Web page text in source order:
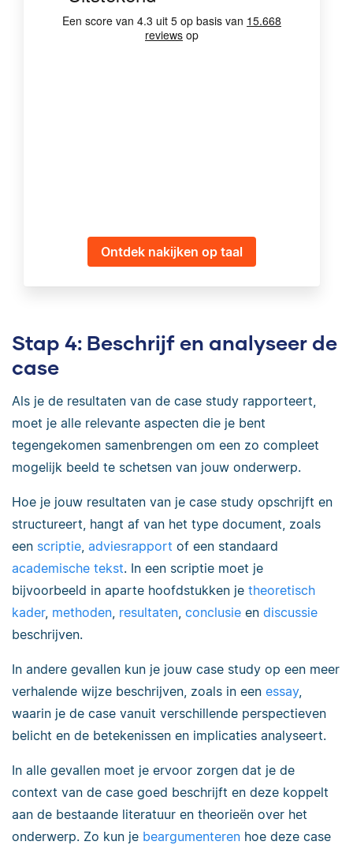
Ontdek nakijken op taal
Stap 4: Beschrijf en analyseer de
case
Als je de resultaten van de case study rapporteert,
moet je alle relevante aspecten die je bent
tegengekomen samenbrengen om een zo compleet
mogelijk beeld te schetsen van jouw onderwerp.
Hoe je jouw resultaten van je case study opschrijft en
structureert, hangt af van het type document, zoals
een scriptie adviesrapport of een standaard
academische tekst. In een scriptie moet je
bijvoorbeeld in aparte hoofdstukken je theoretisch
kader, methoden resultaten conclusie en discussie
beschrijven.
In andere gevallen kun je jouw case study op een meer
verhalende wijze beschrijven, zoals in een essay,
waarin je de case vanuit verschillende perspectieven
belicht en de betekenissen en implicaties analyseert.
In alle gevallen moet je ervoor zorgen dat je de
context van de case goed beschrijft en deze koppelt
aan de bestaande literatuur en theorieën over het
onderwerp. Zo kun je beargumenteren hoe deze case